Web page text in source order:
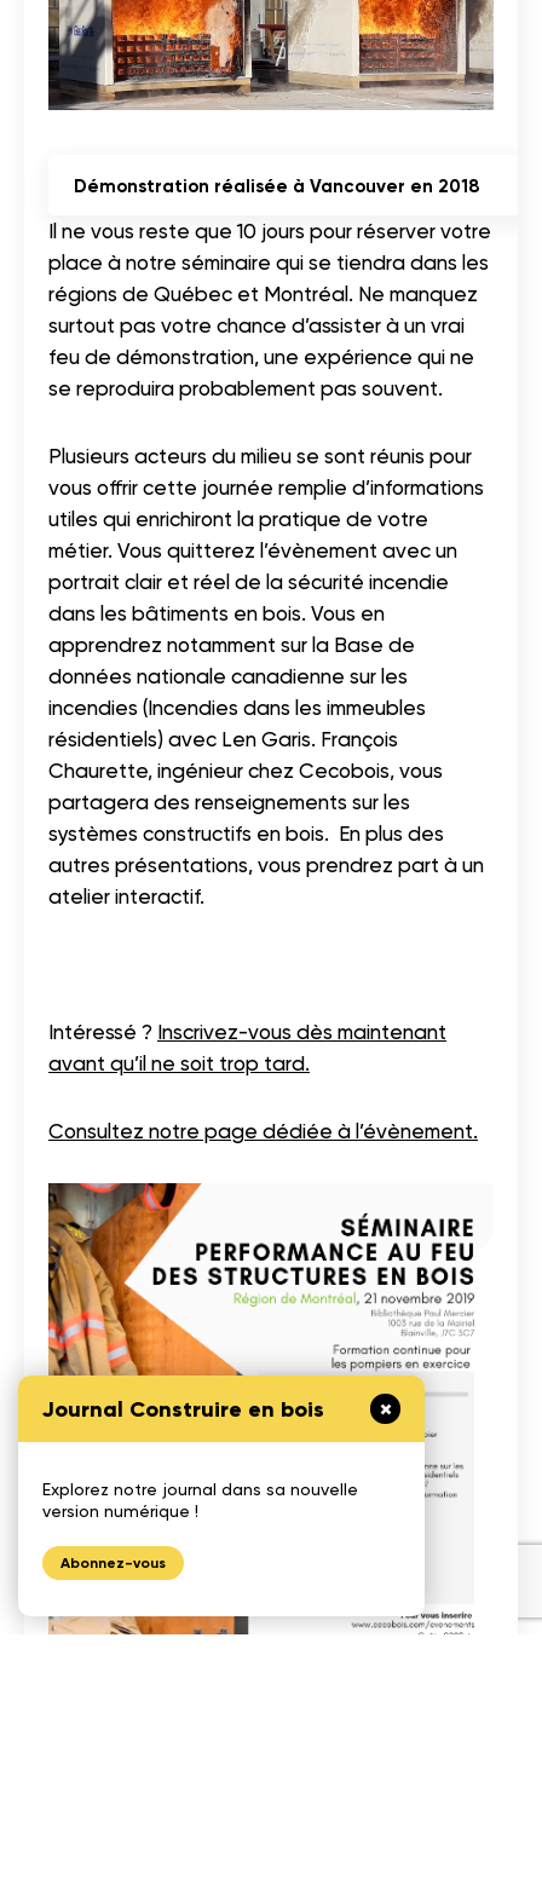
Journal Construire en bois
Explorez notre journal dans sa nouvelle
version numérique !
Abonnez-vous
Démonstration réalisée à Vancouver en 2018
Il ne vous reste que 10 jours pour réserver votre
place à notre séminaire qui se tiendra dans les
régions de Québec et Montréal. Ne manquez
surtout pas votre chance d’assister à un vrai
feu de démonstration, une expérience qui ne
se reproduira probablement pas souvent.
Plusieurs acteurs du milieu se sont réunis pour
vous offrir cette journée remplie d’informations
utiles qui enrichiront la pratique de votre
métier. Vous quitterez l’évènement avec un
portrait clair et réel de la sécurité incendie
dans les bâtiments en bois. Vous en
apprendrez notamment sur la Base de
données nationale canadienne sur les
incendies (Incendies dans les immeubles
résidentiels) avec Len Garis. François
Chaurette, ingénieur chez Cecobois, vous
partagera des renseignements sur les
systèmes constructifs en bois. En plus des
autres présentations, vous prendrez part à un
atelier interactif.
Intéressé ? Inscrivez-vous dès maintenant
avant qu’il ne soit trop tard.
Consultez notre page dédiée à l’évènement.